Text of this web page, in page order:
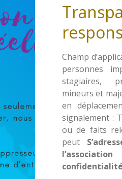
Champ
personnes
stagiaires,
mineurs et
en
signalement :
ou de faits
peut